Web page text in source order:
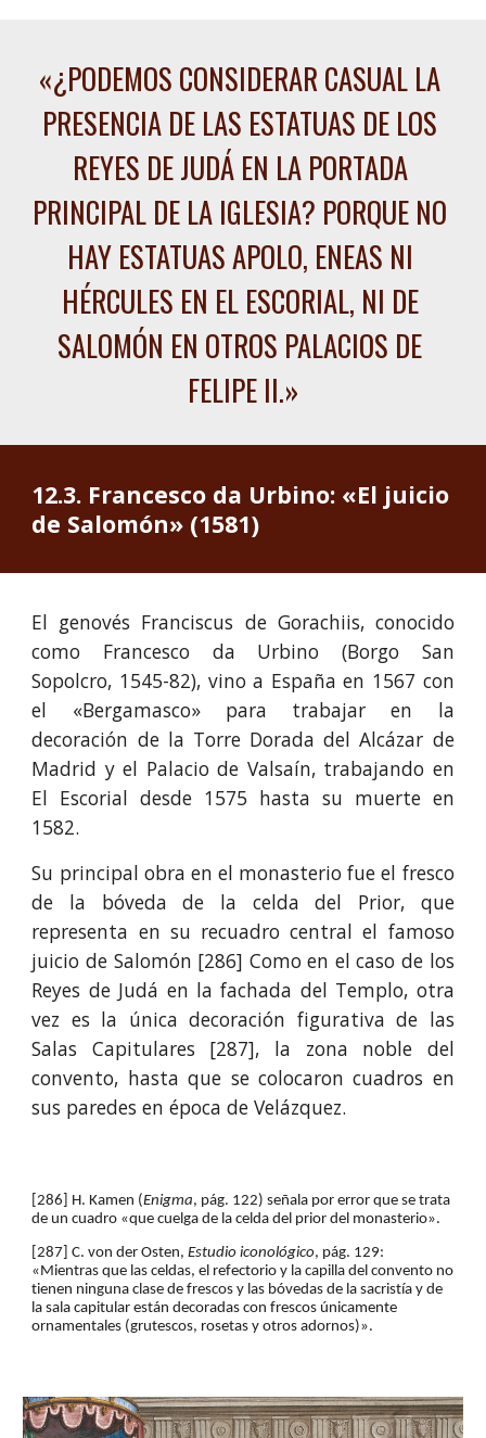
«¿PODEMOS CONSIDERAR CASUAL LA
PRESENCIA DE LAS ESTATUAS DE LOS
REYES DE JUDÁ EN LA PORTADA
PRINCIPAL DE LA IGLESIA? PORQUE NO
HAY ESTATUAS APOLO, ENEAS NI
HÉRCULES EN EL ESCORIAL, NI DE
SALOMÓN EN OTROS PALACIOS DE
FELIPE II.»
12.3. Francesco da Urbino: «El juicio
de Salomón» (1581)
El genovés Franciscus de Gorachiis, conocido
como Francesco da Urbino (Borgo San
Sopolcro, 1545-82), vino a España en 1567 con
el «Bergamasco» para trabajar en la
decoración de la Torre Dorada del Alcázar de
Madrid y el Palacio de Valsaín, trabajando en
El Escorial desde 1575 hasta su muerte en
1582.
Su principal obra en el monasterio fue el fresco
de la bóveda de la celda del Prior, que
representa en su recuadro central el famoso
juicio de Salomón [286] Como en el caso de los
Reyes de Judá en la fachada del Templo, otra
vez es la única decoración figurativa de las
Salas Capitulares [287], la zona noble del
convento, hasta que se colocaron cuadros en
sus paredesen época de Velázquez.
[286] H. Kamen (Enigma, pág. 122) señala por error que se trata
de un cuadro «que cuelga de la celda del prior del monasterio».
[287] C. von der Osten, Estudio iconológico, pág. 129:
«Mientras que las celdas, el refectorio y la capilla del convento no
tienen ninguna clase de frescos y las bóvedas de la sacristía y de
la sala capitular están decoradas con frescos únicamente
ornamentales (grutescos, rosetas y otros adornos)».